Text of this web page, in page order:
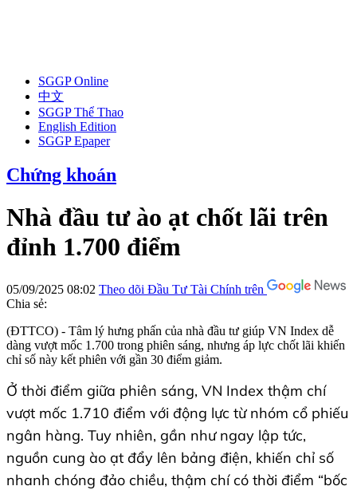
SGGP Online
中文
SGGP Thể Thao
English Edition
SGGP Epaper
Chứng khoán
Nhà đầu tư ào ạt chốt lãi trên
đỉnh 1.700 điểm
05/09/2025 08:02 Theo dõi Đầu Tư Tài Chính trên
Chia sẻ:
(ĐTTCO) - Tâm lý hưng phấn của nhà đầu tư giúp VN Index dễ
dàng vượt mốc 1.700 trong phiên sáng, nhưng áp lực chốt lãi khiến
chỉ số này kết phiên với gần 30 điểm giảm.
Ở thời điểm giữa phiên sáng, VN Index thậm chí
vượt mốc 1.710 điểm với động lực từ nhóm cổ phiếu
ngân hàng. Tuy nhiên, gần như ngay lập tức,
nguồn cung ào ạt đẩy lên bảng điện, khiến chỉ số
nhanh chóng đảo chiều, thậm chí có thời điểm “bốc